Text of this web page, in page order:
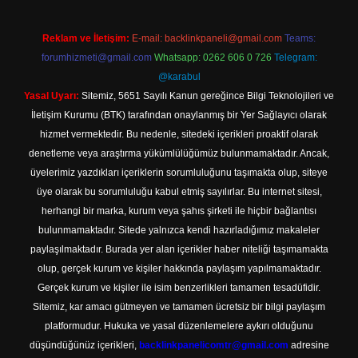
Reklam ve İletişim: E-mail: backlinkpaneli@gmail.com Teams:
forumhizmeti@gmail.com Whatsapp: 0262 606 0 726 Telegram:
@karabul
Yasal Uyarı: Sitemiz, 5651 Sayılı Kanun gereğince Bilgi Teknolojileri ve
İletişim Kurumu (BTK) tarafından onaylanmış bir Yer Sağlayıcı olarak
hizmet vermektedir. Bu nedenle, sitedeki içerikleri proaktif olarak
denetleme veya araştırma yükümlülüğümüz bulunmamaktadır. Ancak,
üyelerimiz yazdıkları içeriklerin sorumluluğunu taşımakta olup, siteye
üye olarak bu sorumluluğu kabul etmiş sayılırlar. Bu internet sitesi,
herhangi bir marka, kurum veya şahıs şirketi ile hiçbir bağlantısı
bulunmamaktadır. Sitede yalnızca kendi hazırladığımız makaleler
paylaşılmaktadır. Burada yer alan içerikler haber niteliği taşımamakta
olup, gerçek kurum ve kişiler hakkında paylaşım yapılmamaktadır.
Gerçek kurum ve kişiler ile isim benzerlikleri tamamen tesadüfidir.
Sitemiz, kar amacı gütmeyen ve tamamen ücretsiz bir bilgi paylaşım
platformudur. Hukuka ve yasal düzenlemelere aykırı olduğunu
düşündüğünüz içerikleri, backlinkpanelicomtr@gmail.com adresine